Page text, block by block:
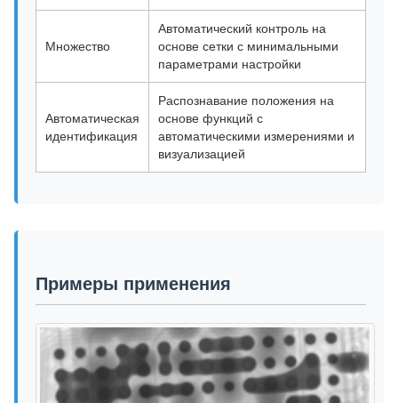
Множество
Автоматический контроль на
основе сетки с минимальными
параметрами настройки
Автоматическая
идентификация
Распознавание положения на
основе функций с
автоматическими измерениями и
визуализацией
Примеры применения